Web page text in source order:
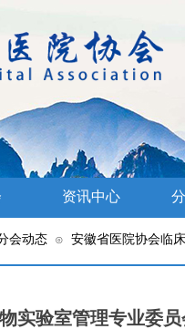
资讯中心
会动态 ⊙ 安徽省医院协会临
实验室管理专业委